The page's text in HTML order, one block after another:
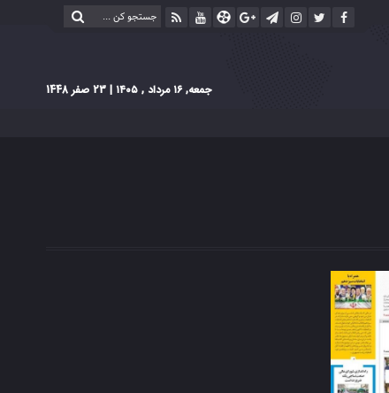
جمعه, ۱۶ مرداد , ۱۴۰۵ | 23 صفر 1448